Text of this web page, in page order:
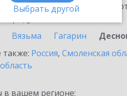
Выбрать другой
с информационными
продукта.
Вязьма Гагарин
Россия, Смоленская
в вашем регионе: